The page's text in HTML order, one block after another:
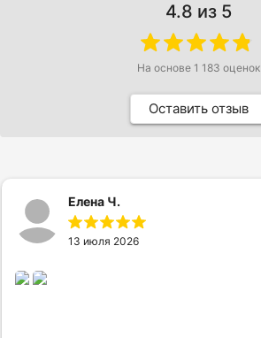
4.8 из 5
На основе 1 183 оценок
Оставить отзыв
Елена Ч.
13 июля 2026